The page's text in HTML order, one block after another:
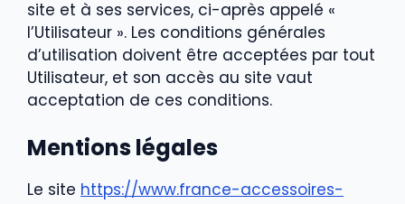
site et à ses services, ci-après appelé «
l’Utilisateur ». Les conditions générales
d’utilisation doivent être acceptées par tout
Utilisateur, et son accès au site vaut
acceptation de ces conditions.
Mentions légales
Le site https://www.france-accessoires-